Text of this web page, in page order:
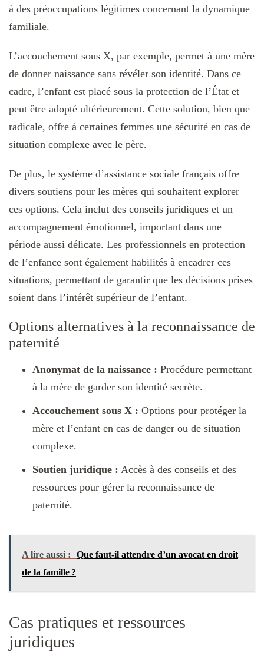
à des préoccupations légitimes concernant la dynamique
familiale.
L’accouchement sous X, par exemple, permet à une mère
de donner naissance sans révéler son identité. Dans ce
cadre, l’enfant est placé sous la protection de l’État et
peut être adopté ultérieurement. Cette solution, bien que
radicale, offre à certaines femmes une sécurité en cas de
situation complexe avec le père.
De plus, le système d’assistance sociale français offre
divers soutiens pour les mères qui souhaitent explorer
ces options. Cela inclut des conseils juridiques et un
accompagnement émotionnel, important dans une
période aussi délicate. Les professionnels en protection
de l’enfance sont également habilités à encadrer ces
situations, permettant de garantir que les décisions prises
soient dans l’intérêt supérieur de l’enfant.
Options alternatives à la reconnaissance de
paternité
Anonymat de la naissance : Procédure permettant
à la mère de garder son identité secrète.
Accouchement sous X : Options pour protéger la
mère et l’enfant en cas de danger ou de situation
complexe.
Soutien juridique : Accès à des conseils et des
ressources pour gérer la reconnaissance de
paternité.
A lire aussi :
Que faut-il attendre d’un avocat en droit
de la famille ?
Cas pratiques et ressources
juridiques